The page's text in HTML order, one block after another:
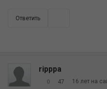
Ответить
ripppa
0 47 16 лет на